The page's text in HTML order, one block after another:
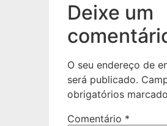
Deixe um
O seu endereço de
será publicado.
obrigatórios
Comentário *